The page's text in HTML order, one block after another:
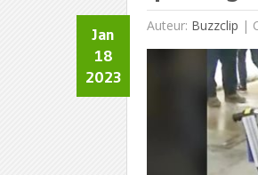
Auteur: Buzzclip |
Jan
18
2023